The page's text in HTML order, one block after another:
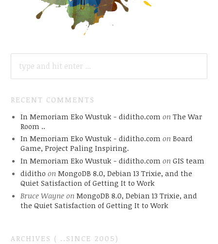
FOR:
RECENT COMMENTS
In Memoriam Eko Wustuk - diditho.com on The War
Room ..
In Memoriam Eko Wustuk - diditho.com on Board
Game, Project Paling Inspiring.
In Memoriam Eko Wustuk - diditho.com on GIS team
diditho on MongoDB 8.0, Debian 13 Trixie, and the
Quiet Satisfaction of Getting It to Work
Bruce Wayneon MongoDB 8.0, Debian 13 Trixie, and
the Quiet Satisfaction of Getting It to Work
ARCHIVES ( ..SINCE 2005)